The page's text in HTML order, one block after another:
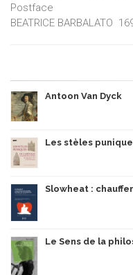
Postface
BEATRICE BARBALATO
Antoon Van Dyck
Les stèles
Slowheat :
Le Sens de la